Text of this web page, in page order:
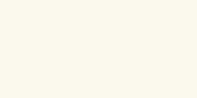
sistema. Es posible
correctamente.